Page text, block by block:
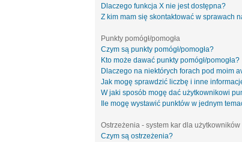
Dlaczego funkcja X nie jest dostępna?
Z kim mam się skontaktować w sprawach
Punkty pomógł/pomogła
Czym są punkty pomógł/pomogła?
Kto może dawać punkty pomógł/pomogła?
Dlaczego na niektórych forach pod moim
Jak mogę sprawdzić liczbę i inne
W jaki sposób mogę dać użytkownikowi
Ile mogę wystawić punktów w jednym
Ostrzeżenia - system kar dla użytkowników
Czym są ostrzeżenia?